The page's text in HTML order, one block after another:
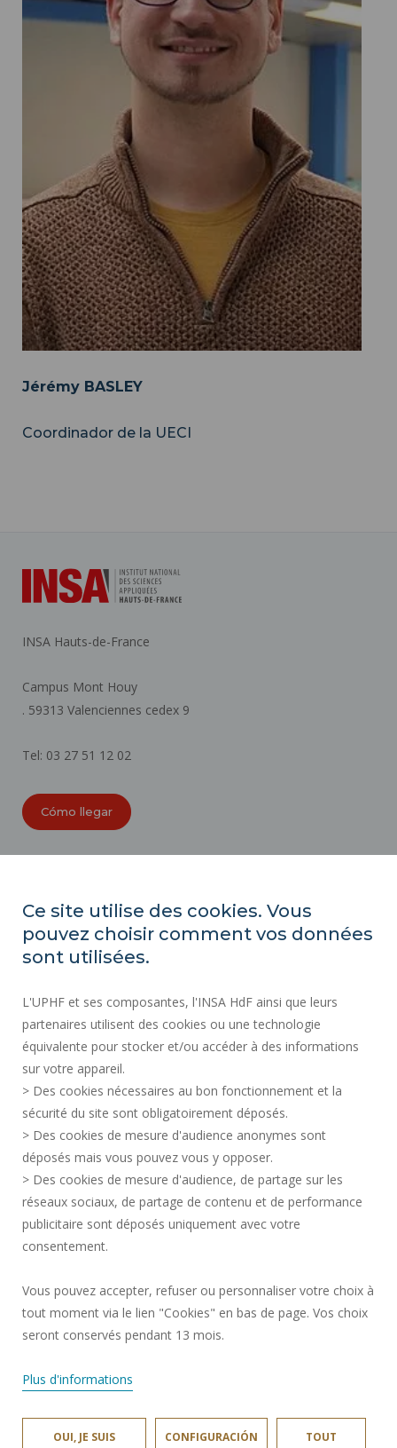
Jérémy BASLEY
Coordinador de la UECI
INSA Hauts-de-France
Campus Mont Houy
. 59313 Valenciennes cedex 9
Tel: 03 27 51 12 02
Cómo llegar
ÍNDICE DE IGUALDAD PROFESIONAL
MAPA DEL SITIO
DATOS PERSONALES
CONTRATACIÓN PÚBLICA
INFORMACIÓN LEGAL
CONTRATACIÓN
CRÉDITOS
SALA DE PRENSA
SERVICIOS PÚBLICOS +
CONTACTOS
GESTIÓN DE COOKIES
¡Únete a nosotros!
Ce site utilise des cookies. Vous
pouvez choisir comment vos données
sont utilisées.
L'UPHF et ses composantes, l'INSA HdF ainsi que leurs
partenaires utilisent des cookies ou une technologie
équivalente pour stocker et/ou accéder à des informations
sur votre appareil.
> Des cookies nécessaires au bon fonctionnement et la
sécurité du site sont obligatoirement déposés.
> Des cookies de mesure d'audience anonymes sont
déposés mais vous pouvez vous y opposer.
> Des cookies de mesure d'audience, de partage sur les
réseaux sociaux, de partage de contenu et de performance
publicitaire sont déposés uniquement avec votre
consentement.
Vous pouvez accepter, refuser ou personnaliser votre choix à
tout moment via le lien "Cookies" en bas de page. Vos choix
seront conservés pendant 13 mois.
Plus d'informations
OUI, JE SUIS CONFIGURACIÓN TOUT